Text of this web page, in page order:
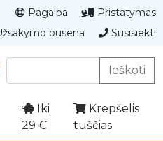
Pagalba
Pristatymas
būsena
Susisiekti
Ieškoti
Iki
29 €
Krepšelis
tuščias